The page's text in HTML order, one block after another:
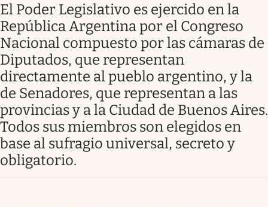
Uruguay
Curiosidades
Colombia
El Poder Legislativo es ejercido en la
República Argentina por el Congreso
Nacional compuesto por las cámaras de
Diputados, que representan
directamente al pueblo argentino, y la
de Senadores, que representan a las
provincias y a la Ciudad de Buenos Aires.
Todos sus miembros son elegidos en
base al sufragio universal, secreto y
obligatorio.